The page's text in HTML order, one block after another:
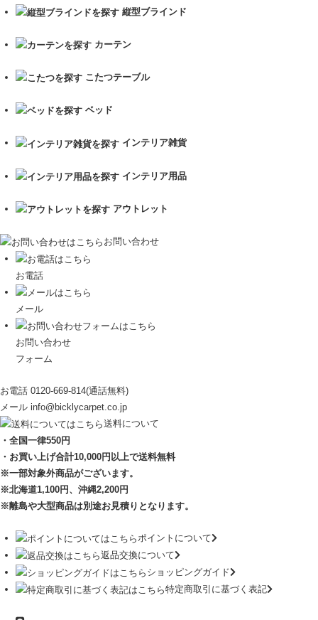
縦型ブラインド
カーテン
こたつテーブル
ベッド
インテリア雑貨
インテリア用品
アウトレット
お問い合わせ
お電話
メール
お問い合わせ
フォーム
お電話 0120-669-814(通話無料)
メール info@bicklycarpet.co.jp
送料について
・全国一律550円
・お買い上げ合計10,000円 以上で送料無料
※一部対象外商品がございます。
※北海道1,100円 、沖縄2,200円
※離島や大型商品は別途お見積りとなります。
ポイントについて
返品交換について
ショッピングガイド
特定商取引に基づく表記